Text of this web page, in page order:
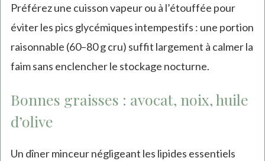
Préférez une cuisson vapeur ou à l’étouffée pour
éviter les pics glycémiques intempestifs : une portion
raisonnable (60–80 g cru) suffit largement à calmer la
faim sans enclencher le stockage nocturne.
Bonnes graisses : avocat, noix, huile
d’olive
Un dîner minceur négligeant les lipides essentiels